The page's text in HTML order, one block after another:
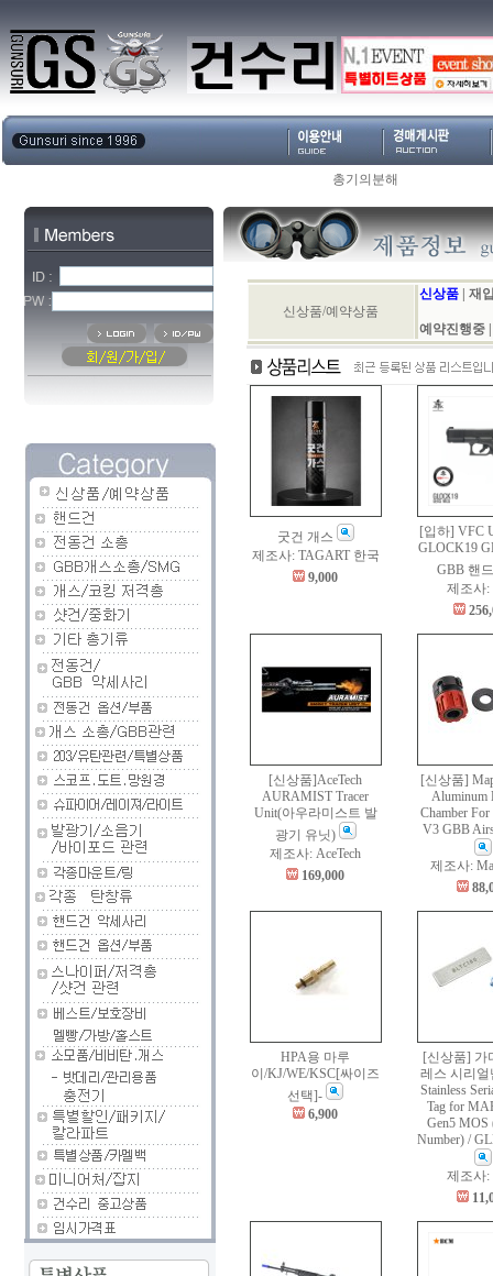
총기의분해
신상품/예약상품
신상품| 재
예약진행중|
굿건 개스
제조사: TAGART 한국
9,000
[입하] VFC
GLOCK19
GBB 핸
제조사:
[신상품]AceTech
AURAMIST Tracer
Unit(아우라미스트 발
광기 유닛)
제조사: AceTech
169,000
[신상품]
Aluminum
Chamber
V3 GBB
제조사:
HPA용 마루
이/KJ/WE/KSC[싸이즈
선택]-
6,900
[신상품] 가
레스 시리얼
Stainless
Tag for
Gen5 MOS
Number) /
제조사: